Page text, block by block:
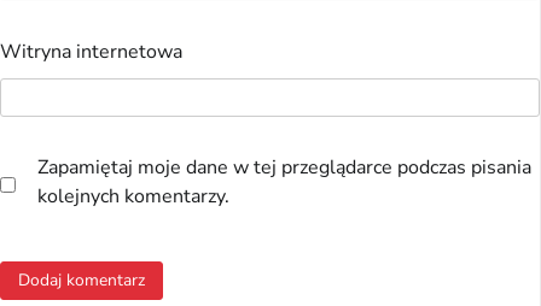
Witryna internetowa
Zapamiętaj moje dane w tej przeglądarce podczas pisania
kolejnych komentarzy.